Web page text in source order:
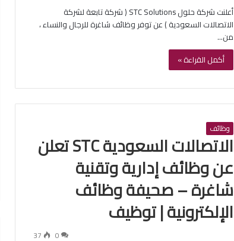
أعلنت شركة حلول STC Solutions ( شركة تابعة لشركة
الاتصالات السعودية ) عن توفر وظائف شاغرة للرجال والنساء ،
من…
أكمل القراءة »
وظائف
الاتصالات السعودية STC تعلن
عن وظائف إدارية وتقنية
شاغرة – صحيفة وظائف
الإلكترونية | توظيف
0
37